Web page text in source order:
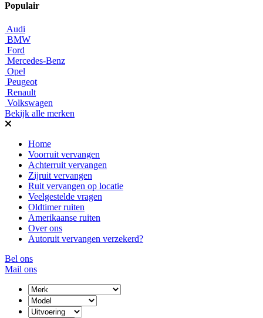
Populair
Audi
BMW
Ford
Mercedes-Benz
Opel
Peugeot
Renault
Volkswagen
Bekijk alle merken
Home
Voorruit vervangen
Achterruit vervangen
Zijruit vervangen
Ruit vervangen op locatie
Veelgestelde vragen
Oldtimer ruiten
Amerikaanse ruiten
Over ons
Autoruit vervangen verzekerd?
Bel ons
Mail ons